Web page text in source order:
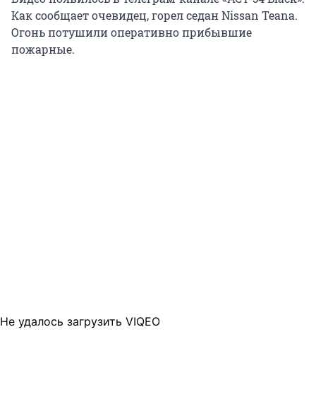
Как сообщает очевидец, горел седан Nissan Teana.
Огонь потушили оперативно прибывшие
пожарные.
Не удалось загрузить VIQEO